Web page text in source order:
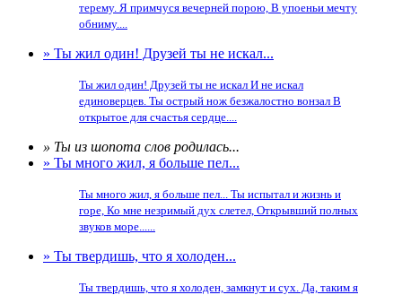
терему. Я примчуся вечерней порою, В упоеньи мечту
обниму....
» Ты жил один! Друзей ты не искал...
Ты жил один! Друзей ты не искал И не искал
единоверцев. Ты острый нож безжалостно вонзал В
открытое для счастья сердце....
» Ты из шопота слов родилась...
» Ты много жил, я больше пел...
Ты много жил, я больше пел... Ты испытал и жизнь и
горе, Ко мне незримый дух слетел, Открывший полных
звуков море......
» Ты твердишь, что я холоден...
Ты твердишь, что я холоден, замкнут и сух. Да, таким я